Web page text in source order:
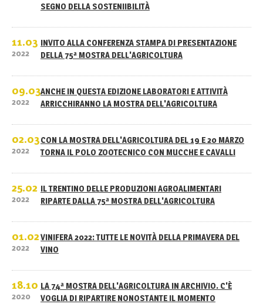
SEGNO DELLA SOSTENIIBILITÀ
11.03
2022
INVITO ALLA CONFERENZA STAMPA DI PRESENTAZIONE
DELLA 75ª MOSTRA DELL'AGRICOLTURA
09.03
2022
ANCHE IN QUESTA EDIZIONE LABORATORI E ATTIVITÀ
ARRICCHIRANNO LA MOSTRA DELL'AGRICOLTURA
02.03
2022
CON LA MOSTRA DELL'AGRICOLTURA DEL 19 E 20 MARZO
TORNA IL POLO ZOOTECNICO CON MUCCHE E CAVALLI
25.02
2022
IL TRENTINO DELLE PRODUZIONI AGROALIMENTARI
RIPARTE DALLA 75ª MOSTRA DELL'AGRICOLTURA
01.02
2022
VINIFERA 2022: TUTTE LE NOVITÀ DELLA PRIMAVERA DEL
VINO
18.10
2020
LA 74ª MOSTRA DELL'AGRICOLTURA IN ARCHIVIO. C'È
VOGLIA DI RIPARTIRE NONOSTANTE IL MOMENTO